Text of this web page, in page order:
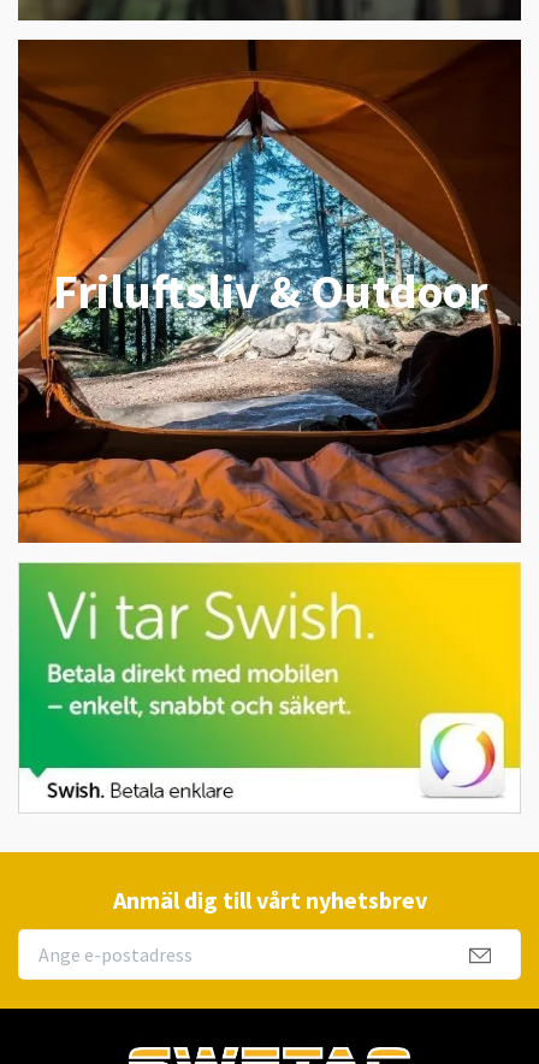
Friluftsliv & Outdoor
Anmäl dig till vårt nyhetsbrev